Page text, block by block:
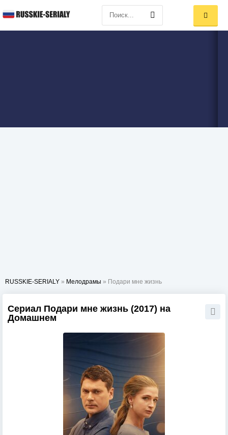
RUSSKIE-SERIALY » Мелодрамы » Подари мне жизнь
Сериал Подари мне жизнь (2017) на
Домашнем